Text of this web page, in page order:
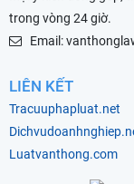
trong vòng 24 giờ.
Email:
LIÊN KẾT
Tracuuphapluat.net
Luatvanthong.com